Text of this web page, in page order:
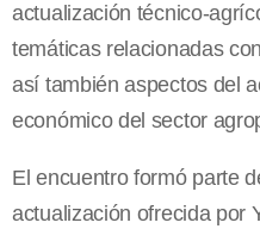
actualización técnico-
temáticas relacionadas
así también aspectos del
económico del sector
El encuentro formó parte
actualización ofrecida por